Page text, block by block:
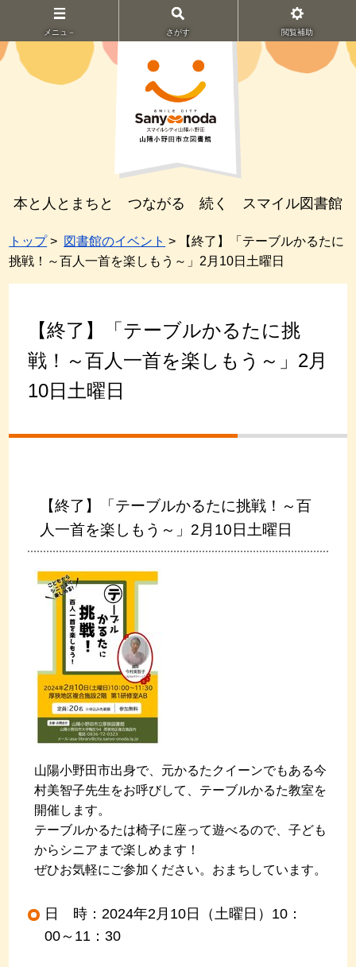
メニュ－ さがす 閲覧補助
本と人とまちと つながる 続く スマイル図書館
トップ> 図書館のイベント > 【終了】「テーブルかるたに
挑戦！～百人一首を楽しもう～」2月10日土曜日
【終了】「テーブルかるたに挑
戦！～百人一首を楽しもう～」2月
10日土曜日
【終了】「テーブルかるたに挑戦！～百
人一首を楽しもう～」2月10日土曜日
山陽小野田市出身で、元かるたクイーンでもある今
村美智子先生をお呼びして、テーブルかるた教室を
開催します。
テーブルかるたは椅子に座って遊べるので、子ども
からシニアまで楽しめます！
ぜひお気軽にご参加ください。おまちしています。
日 時：2024年2月10日（土曜日）10：
00～11：30